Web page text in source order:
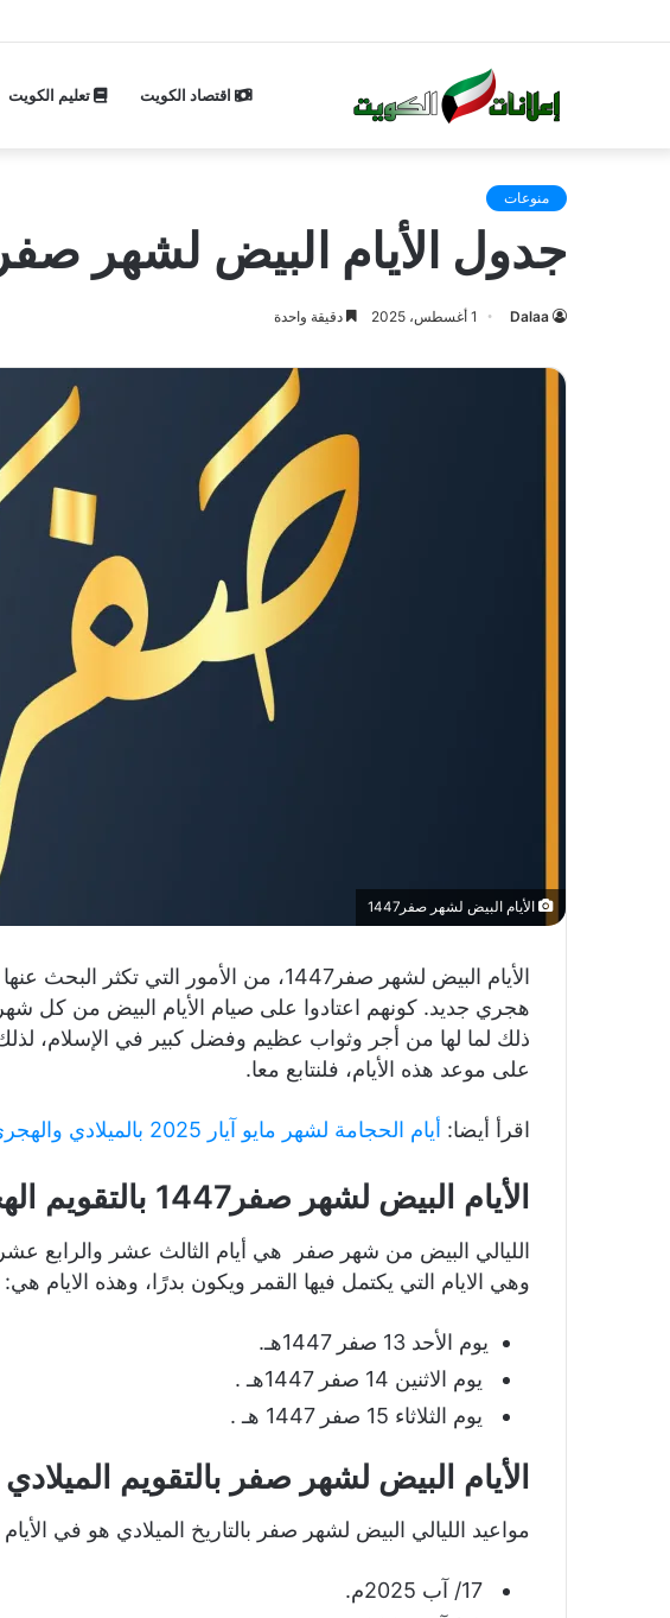
اقتصاد الكويت تعليم الكويت
منوعات
جدول الأيام البيض لشهر صفر 1447 بالتقويم الميلادي
Dalaa 1 أغسطس، 2025 دقيقة واحدة
الأيام البيض لشهر صفر1447
الأيام البيض لشهر صفر1447، من الأمور
هجري جديد. كونهم اعتادوا على صيام الأيام البيض من كل
ذلك لما لها من أجر وثواب عظيم وفضل كبير في الإسلام،
على موعد هذه الأيام، فلنتابع معا.
اقرأ أيضا: أيام الحجامة لشهر مايو آيار 2025 بالميلادي والهجري
الأيام البيض لشهر صفر1447 بالتقويم الهجري
الليالي البيض من شهر صفر هي أيام الثالث عشر والرابع
وهي الايام التي يكتمل فيها القمر ويكون بدرًا، وهذه الايام هي:
يوم الأحد 13 صفر 1447هـ.
يوم الاثنين 14 صفر 1447هـ .
يوم الثلاثاء 15 صفر 1447 هـ .
الأيام البيض لشهر صفر بالتقويم الميلادي
مواعيد الليالي البيض لشهر صفر بالتاريخ الميلادي هو في الأيام